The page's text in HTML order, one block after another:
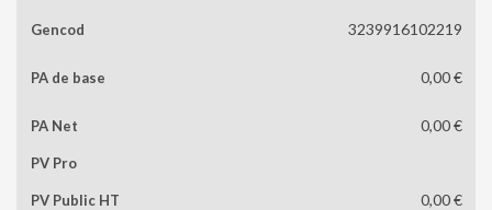
3239916102219
0,00 €
0,00 €
0,00 €